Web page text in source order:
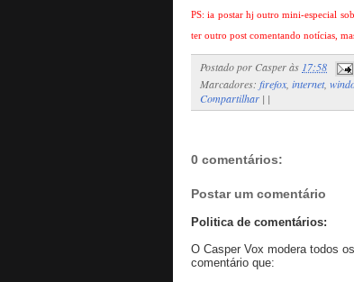
PS: ia postar hj outro mini-especial
ter outro post comentando notícias,
Postado por Casperàs 17:58
Marcadores: firefox, internet,
Compartilhar | |
0 comentários:
Postar um comentário
Politica de comentários:
O Casper Vox modera todos
comentário que: